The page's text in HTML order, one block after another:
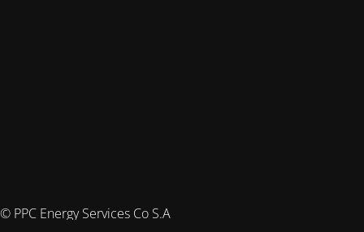
© PPC Energy Services Co S.A